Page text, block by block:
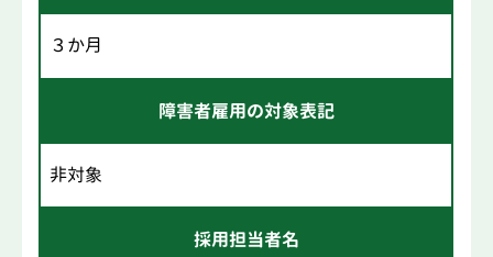
３か月
障害者雇用の対象表記
非対象
採用担当者名